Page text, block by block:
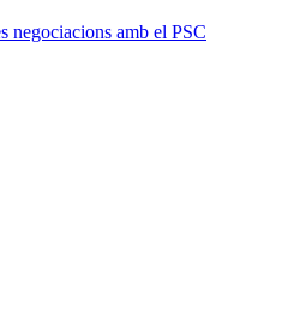
negociacions amb el PSC